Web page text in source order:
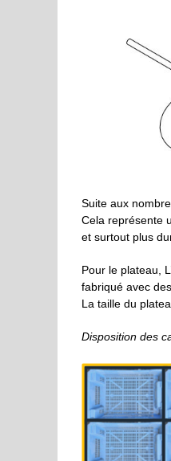
Suite aux
Cela représente
et surtout plus
Pour le plateau,
fabriqué avec
La taille du
Disposition des